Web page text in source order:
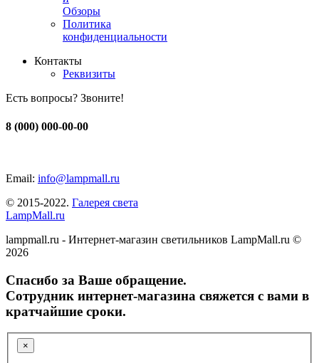
Обзоры
Политика
конфиденциальности
Контакты
Реквизиты
Есть вопросы? Звоните!
8 (000) 000-00-00
Email: info@lampmall.ru
© 2015-2022. Галерея света
LampMall.ru
lampmall.ru - Интернет-магазин светильников LampMall.ru ©
2026
Спасибо за Ваше обращение.
Сотрудник интернет-магазина свяжется с вами в
кратчайшие сроки.
×